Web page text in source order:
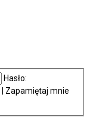
Hasło:
Zapamiętaj mnie